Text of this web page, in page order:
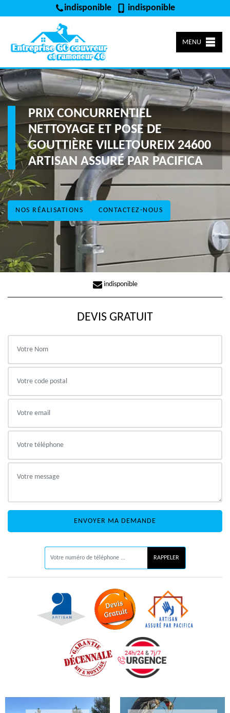
indisponible indisponible
MENU
NOS RÉALISATIONS CONTACTEZ-NOUS
PRIX CONCURRENTIEL
NETTOYAGE ET POSE DE
GOUTTIÈRE VILLETOUREIX 24600
ARTISAN ASSURÉ PAR PACIFICA
indisponible
DEVIS GRATUIT